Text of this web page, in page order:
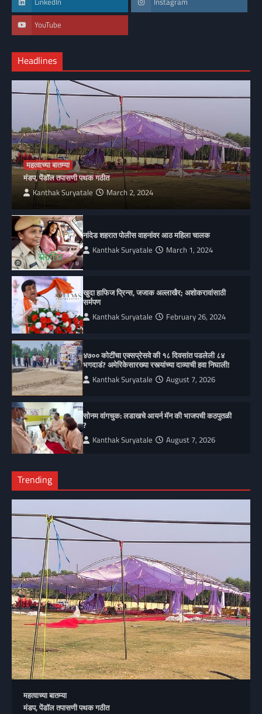
YouTube
Headlines
महत्वाच्या बातम्या
मंडप, पेंडॉल तपासणी पथक गठीत
Kanthak Suryatale March 2, 2024
नांदेड शहरात पोलीस वाहनांवर आठ महिला चालक
Kanthak Suryatale March 1, 2024
खुदा हाफिज प्रिन्स, जजाक अल्लाखैर; अशोकरावांसाठी
सर्मपण
Kanthak Suryatale February 26, 2024
४७०० कोटींचा एक्सप्रेसवे की १८ दिवसांत पडलेली ८४
भगदाडं? अमेरिकेसारख्या रस्त्यांच्या दाव्याची हवा निघाली!
Kanthak Suryatale August 7, 2026
सोनम वांगचुक: लडाखचे आयर्न मॅन की भाजपची कठपुतळी
?
Kanthak Suryatale August 7, 2026
Trending
महत्वाच्या बातम्या
मंडप, पेंडॉल तपासणी पथक गठीत